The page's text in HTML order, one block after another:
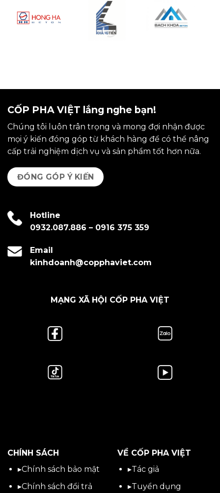
CỐP PHA VIỆT lắng nghe bạn!
Chúng tôi luôn trân trọng và mong đợi nhận được
mọi ý kiến đóng góp từ khách hàng để có thể nâng
cấp trải nghiệm dịch vụ và sản phẩm tốt hơn nữa.
ĐÓNG GÓP Ý KIẾN
Hotline
0932.087.886 – 0916 375 359
Email
kinhdoanh@copphaviet.com
MẠNG XÃ HỘI CỐP PHA VIỆT
CHÍNH SÁCH
▸Chính sách bảo mật
▸Chính sách đổi trả
VỀ CỐP PHA VIỆT
▸Tác giả
▸Tuyển dụng